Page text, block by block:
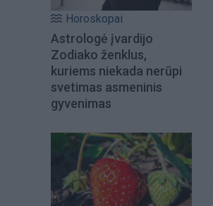
Horoskopai
Astrologė įvardijo
Zodiako ženklus,
kuriems niekada nerūpi
svetimas asmeninis
gyvenimas